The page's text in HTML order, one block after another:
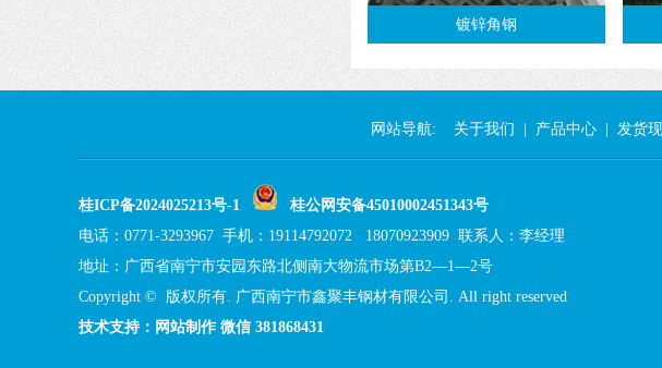
镀锌角钢
网站导航: 关于我们 产品中心 发货
桂ICP备2024025213号-1
桂公网安备45010002451343号
电话：0771-3293967 手机：19114792072 18070923909 联系人：李经理
地址：广西省南宁市安园东路北侧南大物流市场第B2—1—2号
Copyright © 版权所有. 广西南宁市鑫聚丰钢材有限公司. All right reserved
技术支持：网站制作 微信 381868431